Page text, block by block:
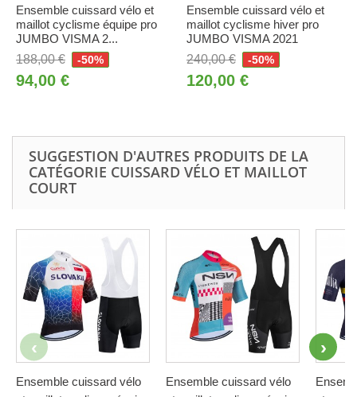
Ensemble cuissard vélo et
maillot cyclisme équipe pro
JUMBO VISMA 2...
188,00 €
-50%
94,00 €
Ensemble cuissard vélo et
maillot cyclisme hiver pro
JUMBO VISMA 2021
240,00 €
-50%
120,00 €
SUGGESTION D'AUTRES PRODUITS DE LA
CATÉGORIE CUISSARD VÉLO ET MAILLOT
COURT
Ensemble cuissard vélo
Ensemble cuissard vélo